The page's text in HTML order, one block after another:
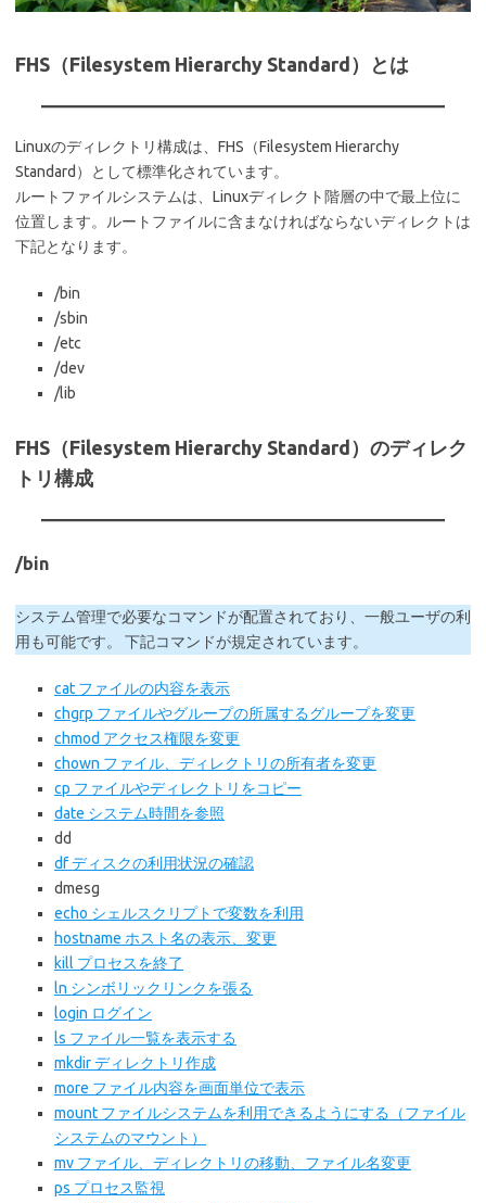
FHS（Filesystem Hierarchy Standard）とは
Linuxのディレクトリ構成は、FHS（Filesystem Hierarchy
Standard）として標準化されています。
ルートファイルシステムは、Linuxディレクト階層の中で最上位に
位置します。ルートファイルに含まなければならないディレクトは
下記となります。
/bin
/sbin
/etc
/dev
/lib
FHS（Filesystem Hierarchy Standard）のディレク
トリ構成
/bin
システム管理で必要なコマンドが配置されており、一般ユーザの利
用も可能です。 下記コマンドが規定されています。
cat ファイルの内容を表示
chgrp ファイルやグループの所属するグループを変更
chmod アクセス権限を変更
chown ファイル、ディレクトリの所有者を変更
cp ファイルやディレクトリをコピー
date システム時間を参照
dd
df ディスクの利用状況の確認
dmesg
echo シェルスクリプトで変数を利用
hostname ホスト名の表示、変更
kill プロセスを終了
ln シンボリックリンクを張る
login ログイン
ls ファイル一覧を表示する
mkdir ディレクトリ作成
more ファイル内容を画面単位で表示
mount ファイルシステムを利用できるようにする（ファイル
システムのマウント）
mv ファイル、ディレクトリの移動、ファイル名変更
ps プロセス監視